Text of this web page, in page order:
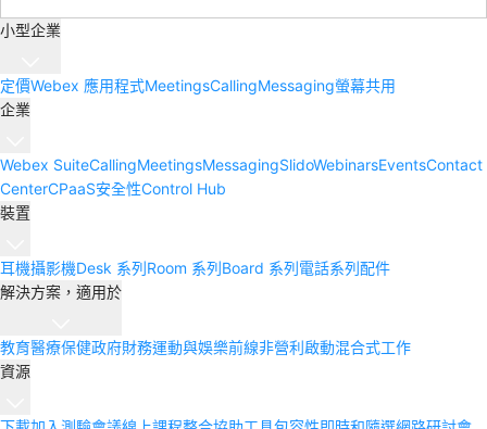
小型企業
定價Webex 應用程式MeetingsCallingMessaging螢幕共用
企業
Webex SuiteCallingMeetingsMessagingSlidoWebinarsEventsContact
CenterCPaaS安全性Control Hub
裝置
耳機攝影機Desk 系列Room 系列Board 系列電話系列配件
解決方案，適用於
教育醫療保健政府財務運動與娛樂前線非營利啟動混合式工作
資源